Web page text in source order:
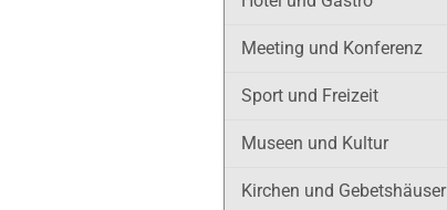
Meeting und Konferenz
Sport und Freizeit
Museen und Kultur
Kirchen und Gebetshäuser